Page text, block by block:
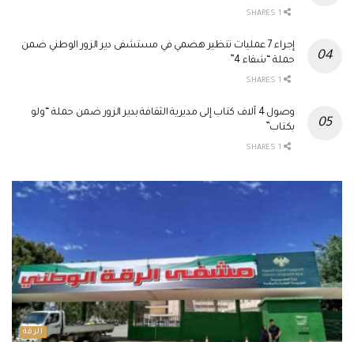
إجراء 7 عمليات تنظير هضمي في مستشفى دير الزور الوطني ضمن
حملة “شفاء 4”
وصول 4 آلاف كتاب إلى مديرية الثقافة بدير الزور ضمن حملة “ولو
بكتاب”
الرقة